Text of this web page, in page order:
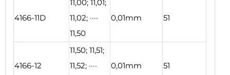
4166-11D
11,00; 11,01;
11,02; ····
11,50
0,01mm 51
4166-12
11,50; 11,51;
11,52; ····
0,01mm 51